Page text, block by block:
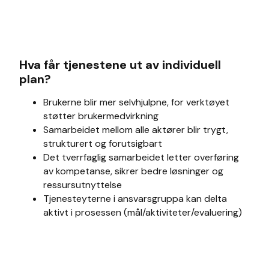
Hva får tjenestene ut av individuell
plan?
Brukerne blir mer selvhjulpne, for verktøyet
støtter brukermedvirkning
Samarbeidet mellom alle aktører blir trygt,
strukturert og forutsigbart
Det tverrfaglig samarbeidet letter overføring
av kompetanse, sikrer bedre løsninger og
ressursutnyttelse
Tjenesteyterne i ansvarsgruppa kan delta
aktivt i prosessen (mål/aktiviteter/evaluering)